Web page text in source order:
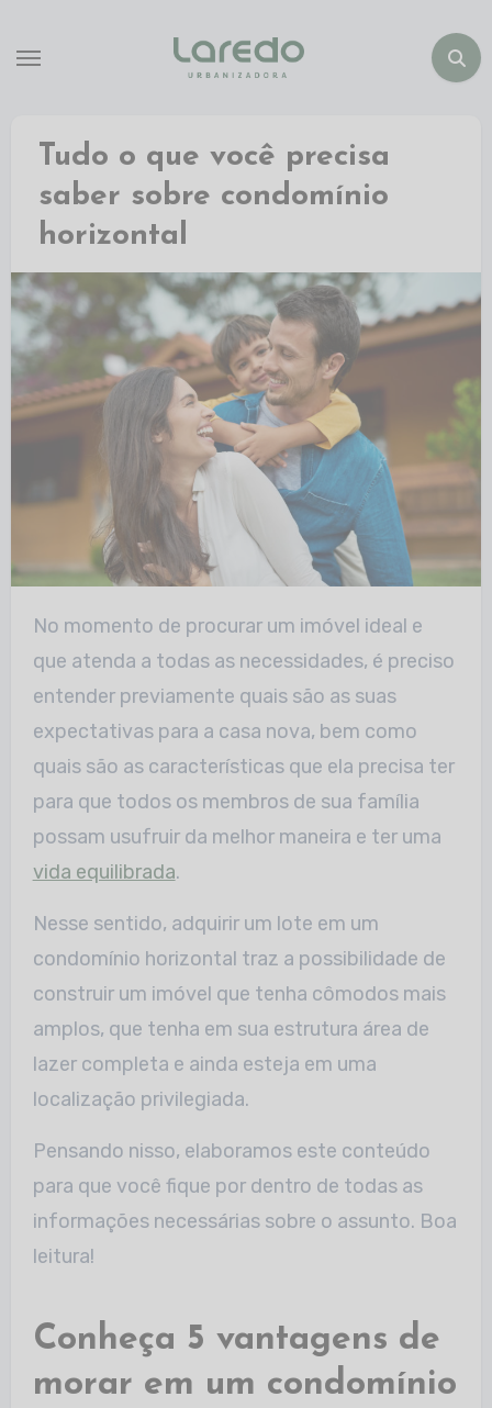
Tudo o que você precisa
saber sobre condomínio
horizontal
No momento de procurar um imóvel ideal e
que atenda a todas as necessidades, é preciso
entender previamente quais são as suas
expectativas para a casa nova, bem como
quais são as características que ela precisa ter
para que todos os membros de sua família
possam usufruir da melhor maneira e ter uma
vida equilibrada.
Nesse sentido, adquirir um lote em um
condomínio horizontal traz a possibilidade de
construir um imóvel que tenha cômodos mais
amplos, que tenha em sua estrutura área de
lazer completa e ainda esteja em uma
localização privilegiada.
Pensando nisso, elaboramos este conteúdo
para que você fique por dentro de todas as
informações necessárias sobre o assunto. Boa
leitura!
Conheça 5 vantagens de
morar em um condomínio